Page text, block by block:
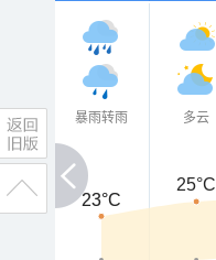
暴雨转雨 多云
23°C
23°C
25°C